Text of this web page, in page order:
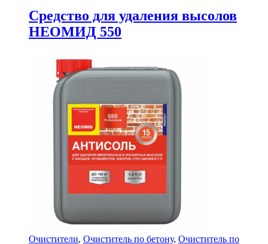
Cредство для удаления высолов
НЕОМИД 550
Очистители, Очиститель по бетону, Очиститель по